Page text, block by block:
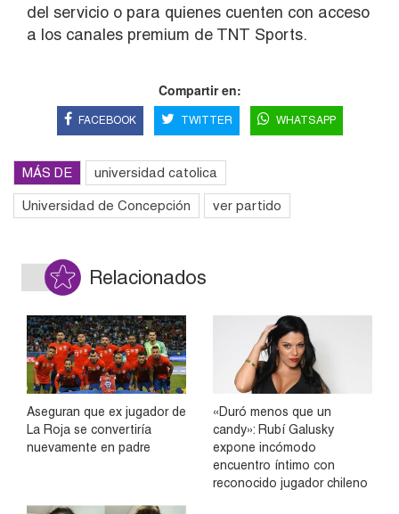
del servicio o para quienes cuenten con acceso
a los canales premium de TNT Sports.
Compartir en:
FACEBOOK TWITTER WHATSAPP
MÁS DE universidad catolica
Universidad de Concepción ver partido
Relacionados
Aseguran que ex jugador de
La Roja se convertiría
nuevamente en padre
«Duró menos que un
candy»: Rubí Galusky
expone incómodo
encuentro íntimo con
reconocido jugador chileno